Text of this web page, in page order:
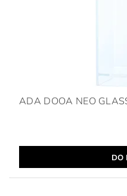
ADA DOOA NEO